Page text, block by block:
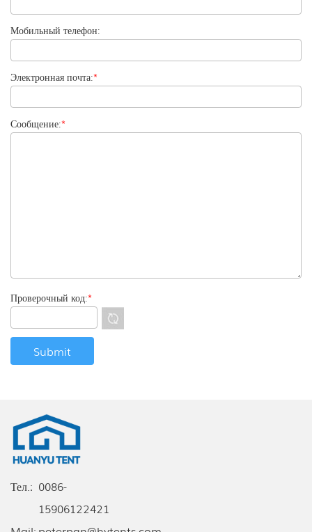
Мобильный телефон:
Электронная почта:*
Сообщение:*
Проверочный код:*
Тел.: 0086-
15906122421